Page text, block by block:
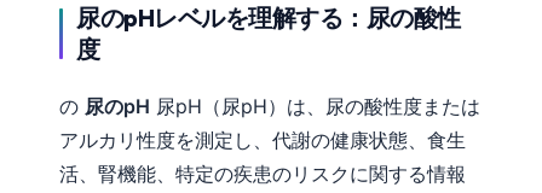
尿のpHレベルを理解する：尿の酸性
度
の 尿のpH 尿pH（尿pH）は、尿の酸性度または
アルカリ性度を測定し、代謝の健康状態、食生
活、腎機能、特定の疾患のリスクに関する情報